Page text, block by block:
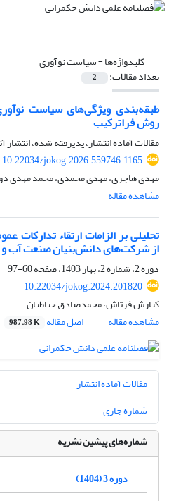
کلیدواژه‌ها =سیاست نوآوری
تعداد مقالات: 2
طبقه‌بندی ویژگی‌های سیاست
روش فراترکیب
مقالات آماده انتشار، پذیرفته شده، انتشار
10.22034/jokog.2026.559746.1165
مهدی هاجری، مهدی محمدی، محمد مهدی
مشاهده مقاله
تحلیلی بر الزامات ارتقاء تدارکات
از شرکت‌های دانش‌بنیان صنعت آب و
دوره 2، شماره 2، بهار 1403، صفحه
60-97
10.22034/jokog.2024.201820
کیارش فرتاش، محمدصادق خیاطیان
مشاهده مقاله
اصل مقاله 987.98 K
مقالات آماده انتشار
شماره جاری
شماره‌های پیشین نشریه
دوره 3 (1404)